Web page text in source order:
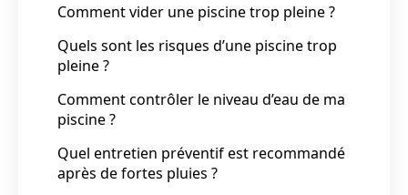
Comment vider une piscine trop pleine ?
Quels sont les risques d’une piscine trop
pleine ?
Comment contrôler le niveau d’eau de ma
piscine ?
Quel entretien préventif est recommandé
après de fortes pluies ?